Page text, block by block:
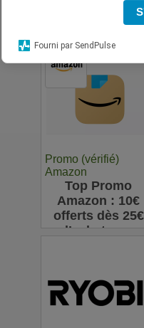
59 € d’achats
ligne le soir
Promo (vérifié)
Amazon
Top Promo
Amazon : 10€
offerts dès 25€
d’achats sur
Fourni par SendPulse